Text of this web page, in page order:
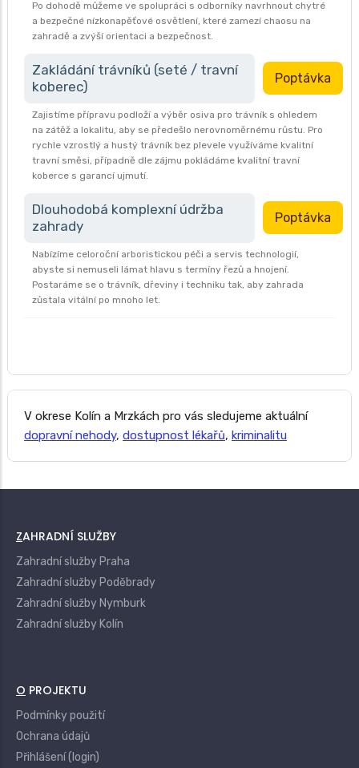
Po dohodě můžeme ve spolupráci s odborníky navrhnout chytré
a bezpečné nízkonapěťové osvětlení, které zamezí chaosu na
zahradě a zvýší orientaci a bezpečnost.
Zakládání trávníků (seté / travní
koberec)
Poptávka
Zajistíme přípravu podloží a výběr osiva pro trávník s ohledem
na zátěž a lokalitu, aby se předešlo nerovnoměrnému růstu. Pro
rychle vzrostlý a hustý trávník bez plevele využíváme kvalitní
travní směsi, případně dle zájmu pokládáme kvalitní travní
koberce s garancí ujmutí.
Dlouhodobá komplexní údržba
zahrady
Poptávka
Nabízíme celoroční arboristickou péči a servis technologií,
abyste si nemuseli lámat hlavu s termíny řezů a hnojení.
Postaráme se o trávník, dřeviny i techniku tak, aby zahrada
zůstala vitální po mnoho let.
V okrese Kolín a Mrzkách pro vás sledujeme aktuální
dopravní nehody, dostupnost lékařů, kriminalitu
ZAHRADNÍ SLUŽBY
Zahradní služby Praha
Zahradní služby Poděbrady
Zahradní služby Nymburk
Zahradní služby Kolín
O PROJEKTU
Podmínky použití
Ochrana údajů
Přihlášení (login)